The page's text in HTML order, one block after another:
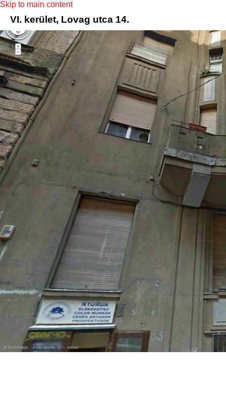
Skip to main content
VI. kerület, Lovag utca 14.